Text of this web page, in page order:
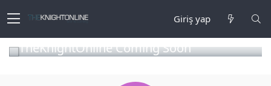
Giriş yap
TheKnightOnline Coming Soon